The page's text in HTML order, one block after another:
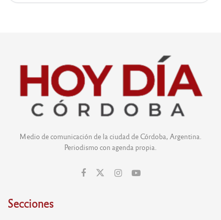
Medio de comunicación de la ciudad de Córdoba, Argentina.
Periodismo con agenda propia.
Secciones